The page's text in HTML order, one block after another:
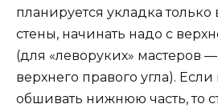
планируется укладка только
стены, начинать надо с
(для «леворуких» мастеров
верхнего правого угла).
обшивать нижнюю часть, то